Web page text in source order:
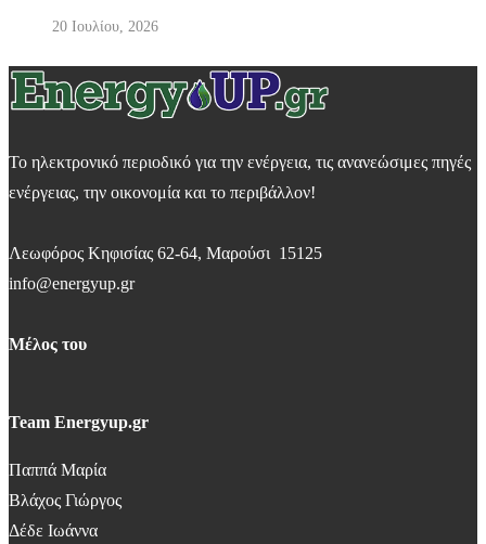
20 Ιουλίου, 2026
Το ηλεκτρονικό περιοδικό για την ενέργεια, τις ανανεώσιμες πηγές
ενέργειας, την οικονομία και το περιβάλλον!
Λεωφόρος Κηφισίας 62-64, Μαρούσι 15125
info@energyup.gr
Μέλος του
Team Energyup.gr
Παππά Μαρία
Βλάχος Γιώργος
Δέδε Ιωάννα